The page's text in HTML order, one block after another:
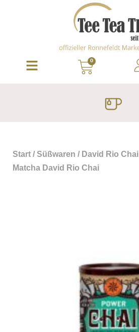
0
Start / Süßwaren / David Rio Chai
Matcha David Rio Chai